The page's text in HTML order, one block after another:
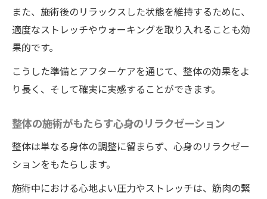
また、施術後のリラックスした状態を維持するために、
適度なストレッチやウォーキングを取り入れることも効
果的です。
こうした準備とアフターケアを通じて、整体の効果をよ
り長く、そして確実に実感することができます。
整体の施術がもたらす心身のリラクゼーション
整体は単なる身体の調整に留まらず、心身のリラクゼー
ションをもたらします。
施術中における心地よい圧力やストレッチは、筋肉の緊